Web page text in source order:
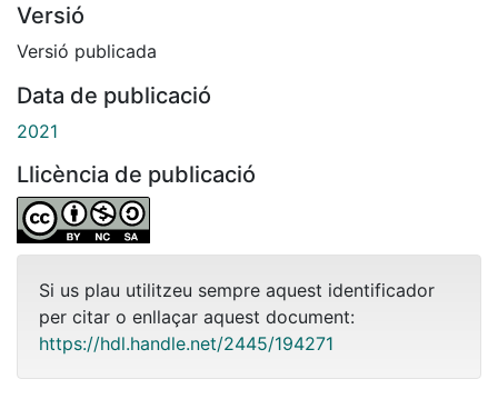
Versió
Versió publicada
Data de publicació
2021
Llicència de publicació
Si us plau utilitzeu sempre aquest identificador
per citar o enllaçar aquest document:
https://hdl.handle.net/2445/194271